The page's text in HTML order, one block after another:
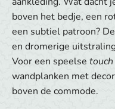
boven het bedje, een
een subtiel patroon?
en dromerige
Voor een speelse touch
wandplanken met
boven de commode. ​